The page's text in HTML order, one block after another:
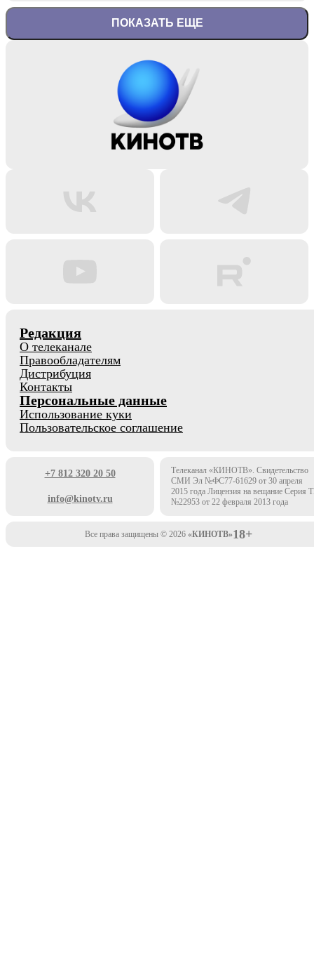
ПОКАЗАТЬ ЕЩЕ
Редакция
О телеканале
Правообладателям
Дистрибуция
Контакты
Персональные данные
Использование куки
Пользовательское соглашение
+7 812 320 20 50
info@kinotv.ru
Телеканал «КИНОТВ». Свидетельство
СМИ Эл №ФС77-61629 от 30 апреля
2015 года Лицензия на вещание Серия
№22953 от 22 февраля 2013 года
Все права защищены © 2026 «КИНОТВ»18+